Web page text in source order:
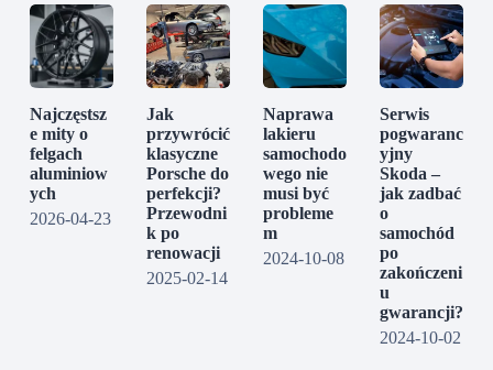
Najczęstsz
e mity o
felgach
aluminiow
ych
2026-04-23
Jak
przywrócić
klasyczne
Porsche do
perfekcji?
Przewodni
k po
renowacji
2025-02-14
Naprawa
lakieru
samochodo
wego nie
musi być
probleme
m
2024-10-08
Serwis
pogwaranc
yjny
Skoda –
jak zadbać
o
samochód
po
zakończeni
u
gwarancji?
2024-10-02